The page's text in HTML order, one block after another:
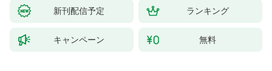
新刊配信予定 ランキング
キャンペーン 無料